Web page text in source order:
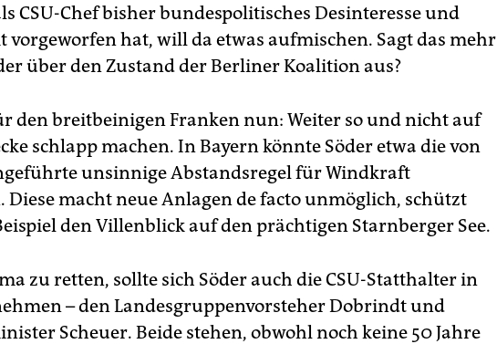
CSU-Chef bisher bundespolitisches Desinteresse und
vorgeworfen hat, will da etwas aufmischen. Sagt das mehr
über den Zustand der Berliner Koalition aus?
den breitbeinigen Franken nun: Weiter so und nicht auf
schlapp machen. In Bayern könnte Söder etwa die von
unsinnige Abstandsregel für Windkraft
Diese macht neue Anlagen de facto unmöglich, schützt
den Villenblick auf den prächtigen Starnberger See.
zu retten, sollte sich Söder auch die CSU-Statthalter in
– den Landesgruppenvorsteher Dobrindt und
Scheuer. Beide stehen, obwohl noch keine 50 Jahre